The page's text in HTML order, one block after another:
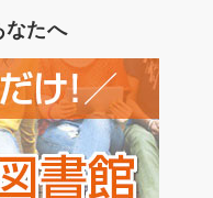
なたへ